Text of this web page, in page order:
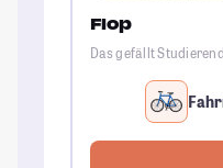
Flop
Das gefällt